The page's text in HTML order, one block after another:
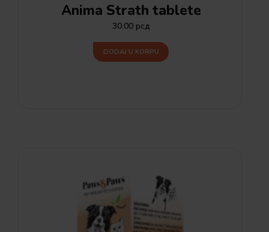
Anima Strath tablete
30.00 рсд
DODAJ U KORPU